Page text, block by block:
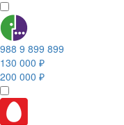
988 9 899 899
130 000 ₽
200 000 ₽